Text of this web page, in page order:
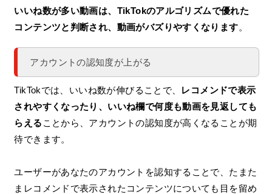
いいね数が多い動画は、TikTokのアルゴリズムで優れた
コンテンツと判断され、動画がバズりやすくなります。
アカウントの認知度が上がる
TikTokでは、いいね数が伸びることで、 レコメンドで表示
されやすくなったり、いいね欄で何度も動画を見返しても
らえる ことから、アカウントの認知度が高くなることが期
待できます。
ユーザーがあなたのアカウントを認知することで、たまた
まレコメンドで表示されたコンテンツについても目を留め